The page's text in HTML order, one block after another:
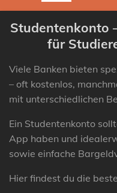
Studentenkonto
für
Viele Banken bieten
– oft kostenlos,
mit unterschiedlichen
Ein Studentenkonto
App haben und
sowie einfache
Hier findest du die